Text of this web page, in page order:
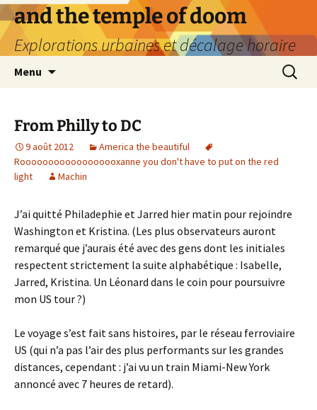
Aller
au
contenu
and the temple of doom
Explorations urbaines et décalage horaire
Menu
From Philly to DC
9 août 2012
America the beautiful
Roooooooooooooooooxanne you don't have to put on the red
light
Machin
J’ai quitté Philadephie et Jarred hier matin pour rejoindre
Washington et Kristina. (Les plus observateurs auront
remarqué que j’aurais été avec des gens dont les initiales
respectent strictement la suite alphabétique : Isabelle,
Jarred, Kristina. Un Léonard dans le coin pour poursuivre
mon US tour ?)
Le voyage s’est fait sans histoires, par le réseau ferroviaire
US (qui n’a pas l’air des plus performants sur les grandes
distances, cependant : j’ai vu un train Miami-New York
annoncé avec 7 heures de retard).